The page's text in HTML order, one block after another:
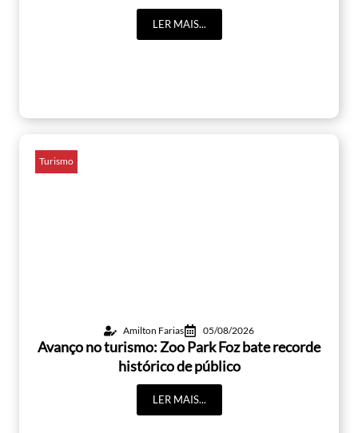
LER MAIS...
Turismo
Amilton Farias 05/08/2026
Avanço no turismo: Zoo Park Foz bate recorde
histórico de público
LER MAIS...